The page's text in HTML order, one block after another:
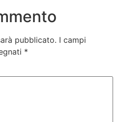
pubblicato. I campi
*